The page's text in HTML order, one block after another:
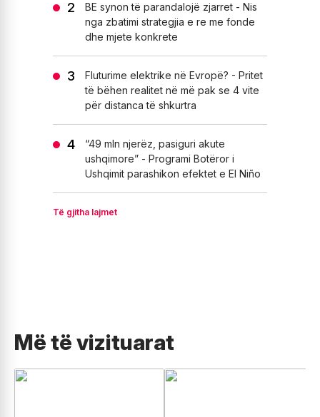
BE synon të parandalojë zjarret - Nis
nga zbatimi strategjia e re me fonde
dhe mjete konkrete
Fluturime elektrike në Evropë? - Pritet
të bëhen realitet në më pak se 4 vite
për distanca të shkurtra
“49 mln njerëz, pasiguri akute
ushqimore” - Programi Botëror i
Ushqimit parashikon efektet e El Niño
Të gjitha lajmet
Më të vizituarat